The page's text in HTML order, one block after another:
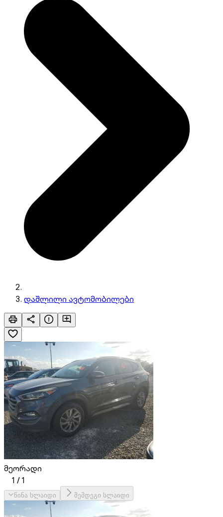
დაშლილი ავტომობილები
მეორადი
1 /1
წინა სლაიდი შემდეგი სლაიდი